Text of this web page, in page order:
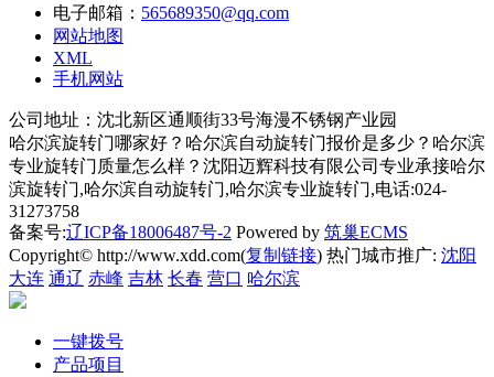
电子邮箱： 565689350@qq.com
网站地图
XML
手机网站
公司地址：沈北新区通顺街33号海漫不锈钢产业园
哈尔滨旋转门哪家好？哈尔滨自动旋转门报价是多少？哈尔滨
专业旋转门质量怎么样？沈阳迈辉科技有限公司专业承接哈尔
滨旋转门,哈尔滨自动旋转门,哈尔滨专业旋转门,电话:024-
31273758
备案号:辽ICP备18006487号-2 Powered by 筑巢ECMS
Copyright© http://www.xdd.com(复制链接) 热门城市推广: 沈阳
大连 通辽 赤峰 吉林 长春 营口 哈尔滨
一键拨号
产品项目